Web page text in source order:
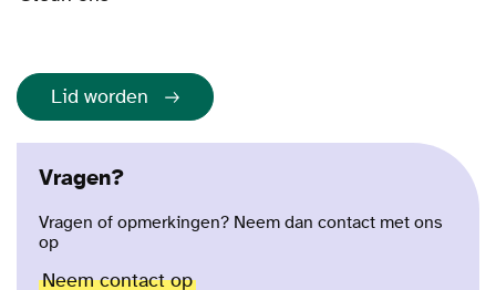
Lid worden
Vragen?
Vragen of opmerkingen? Neem dan contact met ons
op
Neem contact op